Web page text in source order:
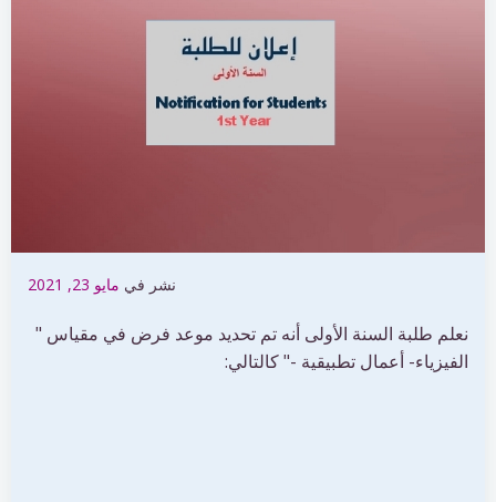
نشر في مايو 23, 2021
نعلم طلبة السنة الأولى أنه تم تحديد موعد فرض في مقياس "
الفيزياء- أعمال تطبيقية -" كالتالي: